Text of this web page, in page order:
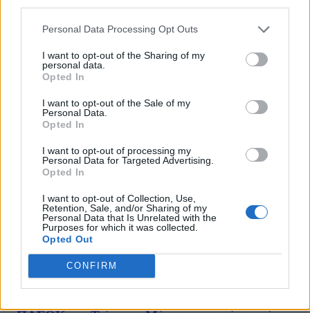
Personal Data Processing Opt Outs
I want to opt-out of the Sharing of my
personal data.
Opted In
I want to opt-out of the Sale of my
Personal Data.
Opted In
I want to opt-out of processing my
Personal Data for Targeted Advertising.
Opted In
I want to opt-out of Collection, Use,
Retention, Sale, and/or Sharing of my
Personal Data that Is Unrelated with the
Purposes for which it was collected.
Opted Out
CONFIRM
Γενέθλια για τον Αποστολάκη: Η τούρτα-
πολεμικό πλοίο που του ετοίμασε ο
Κασσελάκης (video)
15/05/2024
Έκπληξη για τα γενέθλια του Ευάγγελου Αποστολάκη επιφύλασε ο
Στέφανος Κασσελάκης. Ένα ευχάριστο συμβάν επεφύλασσε η
περιοδεία του Στέφανου Κασσελάκη στην Ξάνθη, στην οποία τον
συνόδευσαν ο ναύαρχος Ευάγγελος Αποστολάκης και ο
ευρωβουλευτής Κώστας Αρβανίτης. Συγκεκριμένα, ο ναύαρχος
είχε τα γενέθλιά...
Σελίδα 1 από 7
ΡΟΗ ΕΙΔΗΣΕΩΝ